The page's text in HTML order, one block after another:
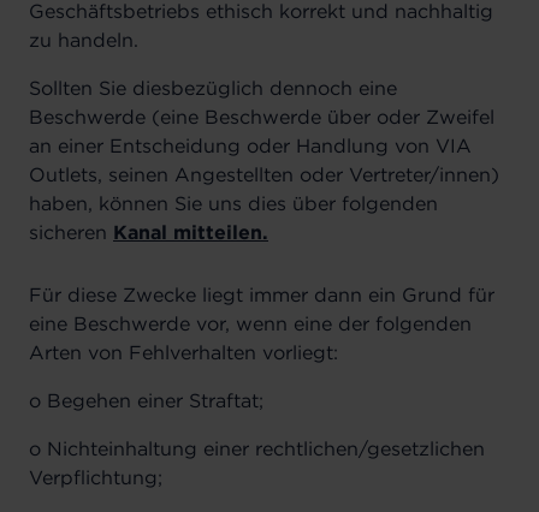
Geschäftsbetriebs ethisch korrekt und nachhaltig
zu handeln.
Sollten Sie diesbezüglich dennoch eine
Beschwerde (eine Beschwerde über oder Zweifel
an einer Entscheidung oder Handlung von VIA
Outlets, seinen Angestellten oder Vertreter/innen)
haben, können Sie uns dies über folgenden
sicheren Kanal mitteilen.
Für diese Zwecke liegt immer dann ein Grund für
eine Beschwerde vor, wenn eine der folgenden
Arten von Fehlverhalten vorliegt:
o Begehen einer Straftat;
o Nichteinhaltung einer rechtlichen/gesetzlichen
Verpflichtung;